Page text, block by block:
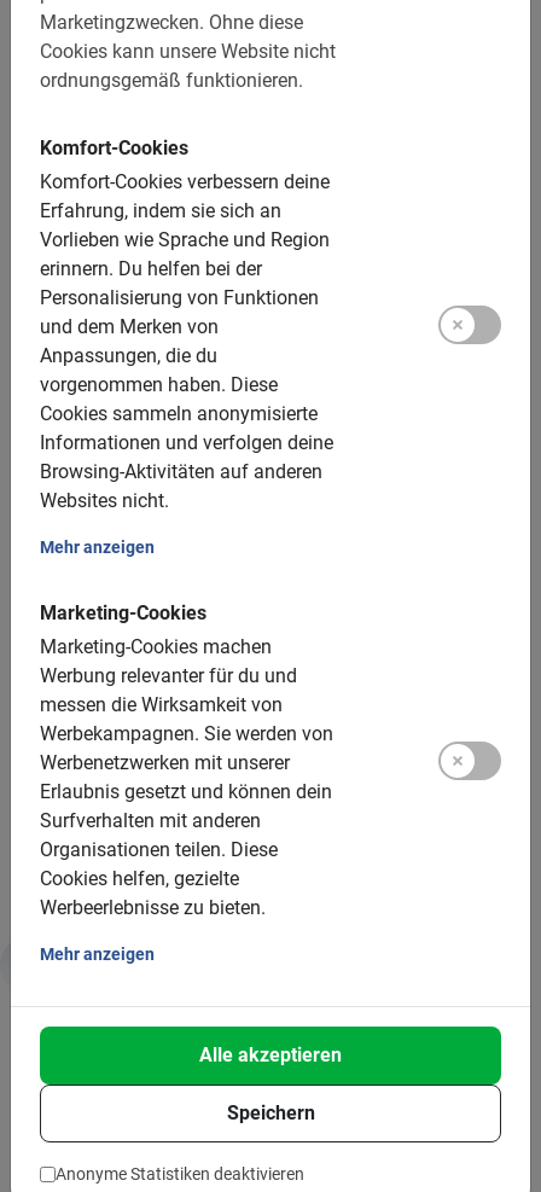
Marketingzwecken. Ohne diese
Cookies kann unsere Website nicht
ordnungsgemäß funktionieren.
Komfort-Cookies
Komfort-Cookies verbessern deine
Erfahrung, indem sie sich an
Vorlieben wie Sprache und Region
erinnern. Du helfen bei der
Personalisierung von Funktionen
und dem Merken von
Anpassungen, die du
vorgenommen haben. Diese
Cookies sammeln anonymisierte
Informationen und verfolgen deine
Browsing-Aktivitäten auf anderen
Websites nicht.
Mehr anzeigen
Marketing-Cookies
Marketing-Cookies machen
Werbung relevanter für du und
messen die Wirksamkeit von
Werbekampagnen. Sie werden von
Werbenetzwerken mit unserer
Erlaubnis gesetzt und können dein
Surfverhalten mit anderen
Organisationen teilen. Diese
Cookies helfen, gezielte
Werbeerlebnisse zu bieten.
Mehr anzeigen
Speichern
Alle akzeptieren
Anonyme Statistiken deaktivieren
Im Preis enthalten:
Nutzung der Fahrräder
Ein tolles Erlebnis!
Genug Zeit und Möglichkeiten für schöne Fotos
Zusätzliche Optionen:
Kinderräder: 24 oder 26 Zoll
Kindersitze: bis 20 kg, hinten am Fahrrad, im Voraus
buchen
Tandems: nicht verfügbar
E-Bikes: nicht verfügbar
Buchbar für Gruppen von 2 bis 200 Teilnehmern
Durchschnittliche Gruppengröße: 8 Teilnehmer
Mindestanzahl: 2 Teilnehmer
Bei mehr als 15 Teilnehmern wird ein zusätzlicher
Guide gestellt
Für größere Gruppen stellen wir mehrere Stadtführer
Deshalb ist diese Tour gut für Mensch und Umwelt:
Fahrradtouren sind eine Form des nachhaltigen